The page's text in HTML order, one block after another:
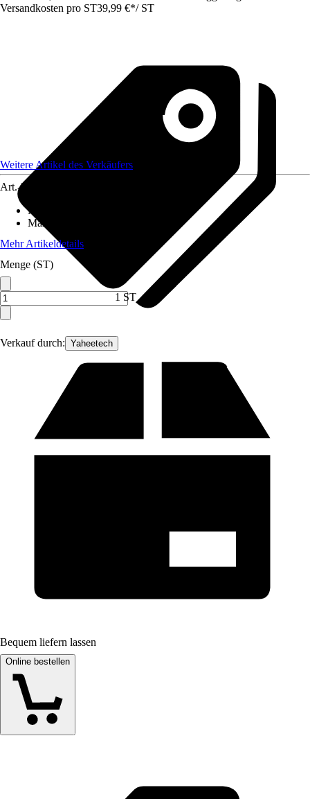
Versandkosten pro ST39,99 €*/ ST
Verkauf durch: Yaheetech
Weitere Artikel des Verkäufers
Art.-Nr.
Material
Maße (BxHxT)
Mehr Artikeldetails
Menge (ST)
1 ST
Bequem liefern lassen
Online bestellen